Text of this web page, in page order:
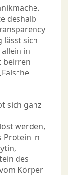
deshalb
lässt sich
in
beirren
sich ganz
werden,
Protein in
des
Körper